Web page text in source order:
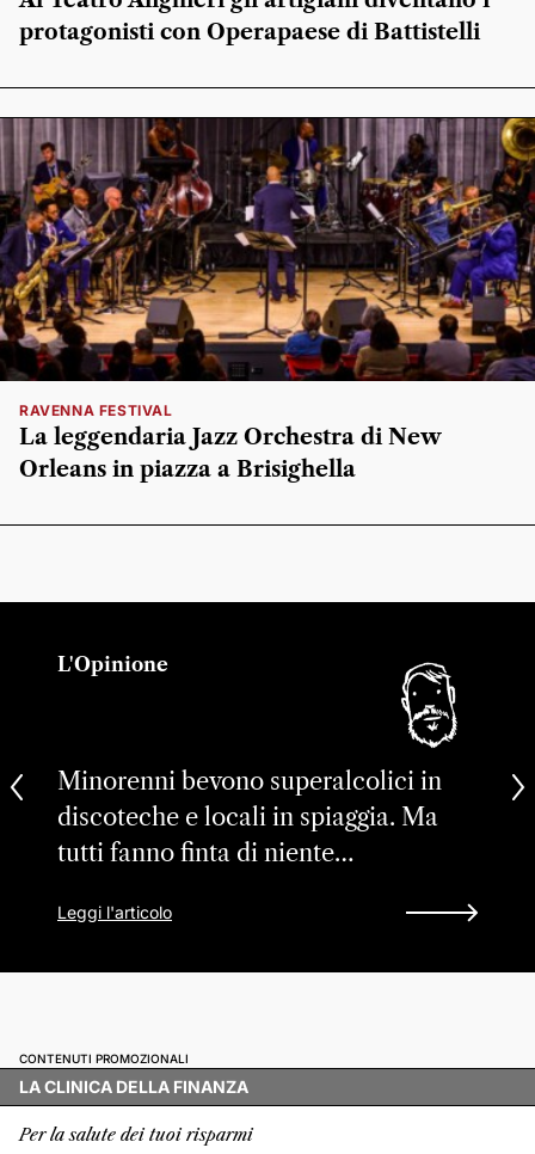
protagonisti con Operapaese di Battistelli
RAVENNA FESTIVAL
La leggendaria Jazz Orchestra di New
Orleans in piazza a Brisighella
L'Opinione
Minorenni bevono superalcolici in
discoteche e locali in spiaggia. Ma
tutti fanno finta di niente…
Leggi l'articolo
CONTENUTI PROMOZIONALI
LA CLINICA DELLA FINANZA
Per la salute dei tuoi risparmi